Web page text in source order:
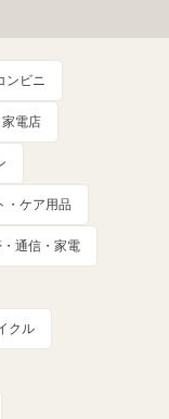
ンビニ
家電店
・ケア用品
通信・家電
クル